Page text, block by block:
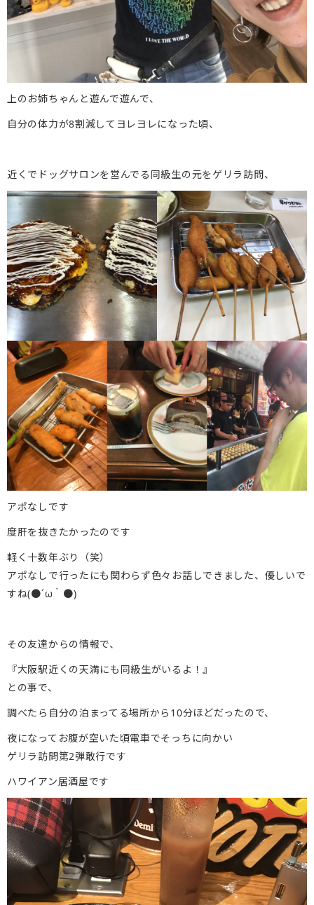
上のお姉ちゃんと遊んで遊んで、
自分の体力が8割減してヨレヨレになった頃、
近くでドッグサロンを営んでる同級生の元をゲリラ訪問、
アポなしです
度肝を抜きたかったのです
軽く十数年ぶり（笑）
アポなしで行ったにも関わらず色々お話しできました、優しいで
すね(●´ω｀●)
その友達からの情報で、
『大阪駅近くの天満にも同級生がいるよ！』
との事で、
調べたら自分の泊まってる場所から10分ほどだったので、
夜になってお腹が空いた頃電車でそっちに向かい
ゲリラ訪問第2弾敢行です
ハワイアン居酒屋です